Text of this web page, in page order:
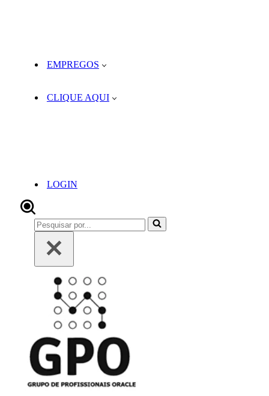
EMPREGOS
CLIQUE AQUI
LOGIN
Pesquisar
por...